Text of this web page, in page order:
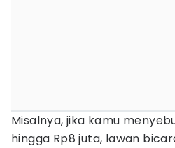
Misalnya, jika kamu
hingga Rp8 juta, lawan